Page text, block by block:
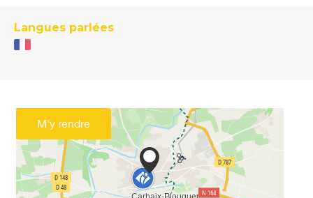
Langues parlées
M'y rendre